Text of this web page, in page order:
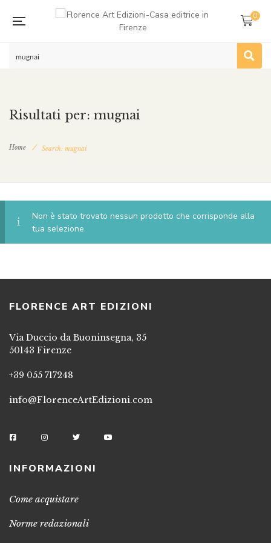
0
Risultati per: mugnai
Home Search: mugnai
Non è stato trovato nessun prodotto che corrisponde alla
tua selezione.
FLORENCE ART EDIZIONI
Via Duccio da Buoninsegna, 35
50143 Firenze
+39 055 717248
info@FlorenceArtEdizioni.com
INFORMAZIONI
Come acquistare
Norme redazionali